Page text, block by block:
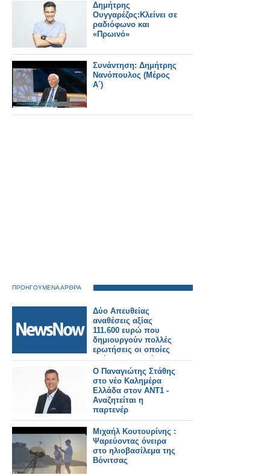
Δημήτρης
Ουγγαρέζος:Κλείνει σε
ραδιόφωνο και
«Πρωινό»
Συνάντηση: Δημήτρης
Νανόπουλος (Μέρος
Α΄)
ΠΡΟΗΓΟΥΜΕΝΑ ΑΡΘΡΑ
Δύο Απευθείας
αναθέσεις αξίας
111.600 ευρώ που
δημιουργούν πολλές
ερωτήσεις οι οποίες
χρήζουν απαντήσεων.
Υπάρχει διαφορά
απόψεων Δημάρχου
και Προϊσταμένης
Τεχνικής Υπηρεσίας;
Πως δικαιολογούνται
τα δύο εντέλλεσθε; Να
ενημερωθεί το
Δημοτικό Συμβούλιο .
Δημοτικοί Σύμβουλοι
υπάρχουν ;
Ο Παναγιώτης Στάθης
στο νέο Καλημέρα
Ελλάδα στον ΑΝΤ1 -
Αναζητείται η
παρτενέρ
Μιχαήλ Κουτουρίνης :
Ψαρεύοντας όνειρα
στο ηλιοβασίλεμα της
Βόνιτσας